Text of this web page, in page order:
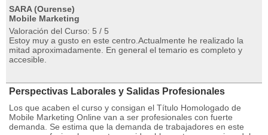
SARA (Ourense)
Mobile Marketing
Valoración del Curso: 5 / 5
Estoy muy a gusto en este centro.Actualmente he realizado la
mitad aproximadamente. En general el temario es completo y
accesible.
Perspectivas Laborales y Salidas Profesionales
Los que acaben el curso y consigan el Título Homologado de
Mobile Marketing Online van a ser profesionales con fuerte
demanda. Se estima que la demanda de trabajadores en este